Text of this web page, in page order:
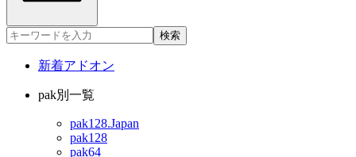
検索
新着アドオン
pak別一覧
pak128.Japan
pak128
pak64